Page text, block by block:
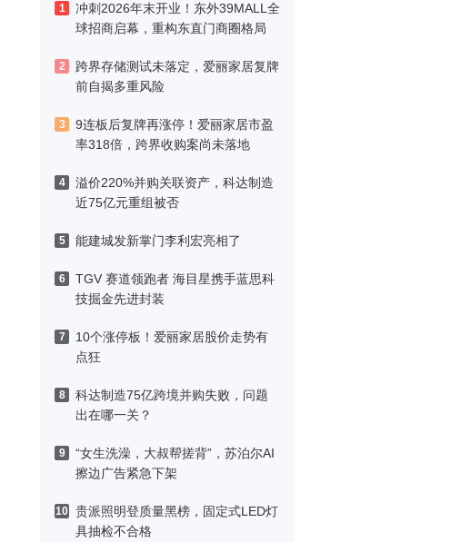
1
冲刺2026年末开业！东外39MALL全
球招商启幕，重构东直门商圈格局
2
跨界存储测试未落定，爱丽家居复牌
前自揭多重风险
3
9连板后复牌再涨停！爱丽家居市盈
率318倍，跨界收购案尚未落地
4
溢价220%并购关联资产，科达制造
近75亿元重组被否
5 能建城发新掌门李利宏亮相了
6
TGV 赛道领跑者 海目星携手蓝思科
技掘金先进封装
7
10个涨停板！爱丽家居股价走势有
点狂
8
科达制造75亿跨境并购失败，问题
出在哪一关？
9
“女生洗澡，大叔帮搓背”，苏泊尔AI
擦边广告紧急下架
10 贵派照明登质量黑榜，固定式LED灯
具抽检不合格